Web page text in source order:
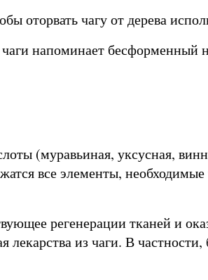
оторвать чагу от дерева
напоминает бесформенный
(муравьиная, уксусная,
все элементы,
регенерации тканей и
из чаги. В